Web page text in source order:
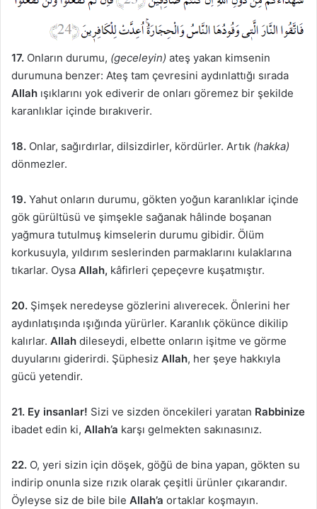
17. Onların durumu, (geceleyin) ateş yakan kimsenin
durumuna benzer: Ateş tam çevresini aydınlattığı sırada
Allah ışıklarını yok ediverir de onları göremez bir şekilde
karanlıklar içinde bırakıverir.
18. Onlar, sağırdırlar, dilsizdirler, kördürler. Artık (hakka)
dönmezler.
19. Yahut onların durumu, gökten yoğun karanlıklar içinde
gök gürültüsü ve şimşekle sağanak hâlinde boşanan
yağmura tutulmuş kimselerin durumu gibidir. Ölüm
korkusuyla, yıldırım seslerinden parmaklarını kulaklarına
tıkarlar. Oysa Allah, kâfirleri çepeçevre kuşatmıştır.
20. Şimşek neredeyse gözlerini alıverecek. Önlerini her
aydınlatışında ışığında yürürler. Karanlık çökünce dikilip
kalırlar. Allah dileseydi, elbette onların işitme ve görme
duyularını giderirdi. Şüphesiz Allah, her şeye hakkıyla
gücü yetendir.
21. Ey insanlar! Sizi ve sizden öncekileri yaratan Rabbinize
ibadet edin ki, Allah’a karşı gelmekten sakınasınız.
22. O, yeri sizin için döşek, göğü de bina yapan, gökten su
indirip onunla size rızık olarak çeşitli ürünler çıkarandır.
Öyleyse siz de bile bile Allah’a ortaklar koşmayın.